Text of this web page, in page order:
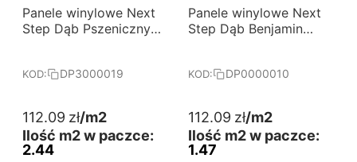
-25%
Darmowa dostawa
od 60 m2
Panele winylowe Next
Step Dąb Pszeniczny
KOD: DP3000019
112.09 zł/m2
Ilość m2 w paczce:
2.44
-25%
Darmowa dostawa
od 60 m2
Panele winylowe Next
Step Dąb Benjamin
KOD: DP0000010
112.09 zł/m2
Ilość m2 w paczce:
1.47